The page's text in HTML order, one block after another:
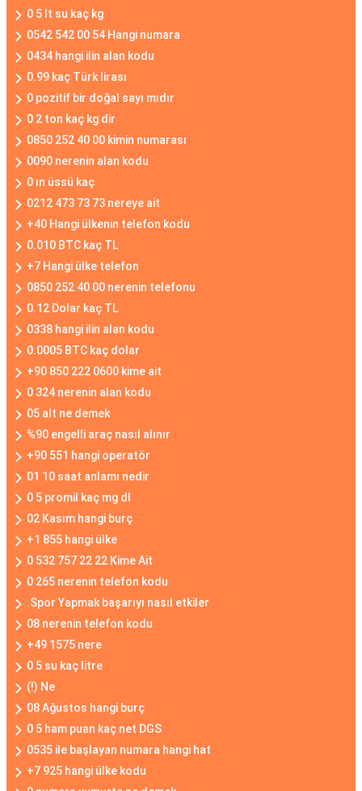
0 5 lt su kaç kg
0542 542 00 54 Hangi numara
0434 hangi ilin alan kodu
0.99 kaç Türk lirası
0 pozitif bir doğal sayı mıdır
0 2 ton kaç kg dir
0850 252 40 00 kimin numarası
0090 nerenin alan kodu
0 ın üssü kaç
0212 473 73 73 nereye ait
+40 Hangi ülkenin telefon kodu
0.010 BTC kaç TL
+7 Hangi ülke telefon
0850 252 40 00 nerenin telefonu
0.12 Dolar kaç TL
0338 hangi ilin alan kodu
0.0005 BTC kaç dolar
+90 850 222 0600 kime ait
0 324 nerenin alan kodu
05 alt ne demek
%90 engelli araç nasıl alınır
+90 551 hangi operatör
01 10 saat anlamı nedir
0 5 promil kaç mg dl
02 Kasım hangi burç
+1 855 hangi ülke
0 532 757 22 22 Kime Ait
0 265 nerenin telefon kodu
.Spor Yapmak başarıyı nasıl etkiler
08 nerenin telefon kodu
+49 1575 nere
0 5 su kaç litre
(!) Ne
08 Ağustos hangi burç
0 5 ham puan kaç net DGS
0535 ile başlayan numara hangi hat
+7 925 hangi ülke kodu